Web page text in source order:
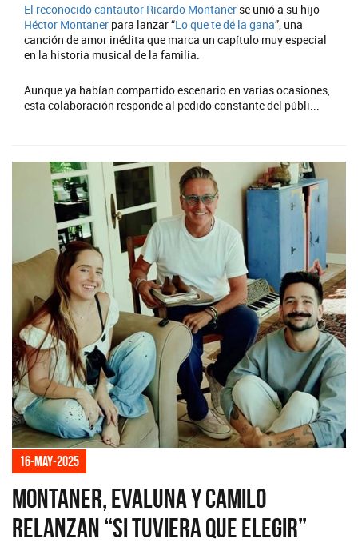
El reconocido cantautor Ricardo Montaner se unió a su hijo
Héctor Montaner para lanzar “Lo que te dé la gana”, una
canción de amor inédita que marca un capítulo muy especial
en la historia musical de la familia.
Aunque ya habían compartido escenario en varias ocasiones,
esta colaboración responde al pedido constante del públi...
16-may-2025
Montaner, Evaluna y Camilo
relanzan “Si tuviera que elegir”